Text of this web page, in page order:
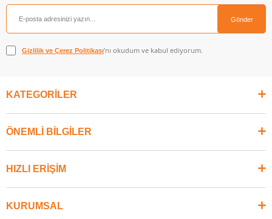
Gönder
Gizlilik ve Çerez Politikası’nı okudum ve kabul ediyorum.
KATEGORİLER
ÖNEMLİ BİLGİLER
HIZLI ERİŞİM
KURUMSAL